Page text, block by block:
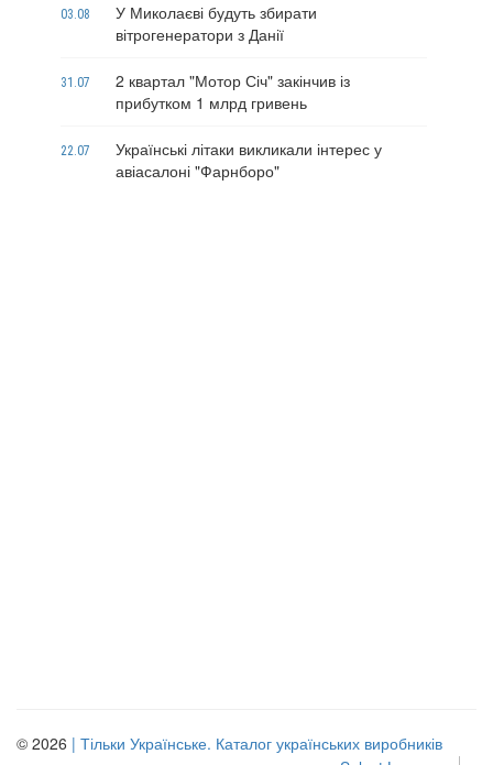
03.08
У Миколаєві будуть збирати
вітрогенератори з Данії
31.07
2 квартал "Мотор Січ" закінчив із
прибутком 1 млрд гривень
22.07
Українські літаки викликали інтерес у
авіасалоні "Фарнборо"
© 2026 | Тільки Українське. Каталог українських виробників